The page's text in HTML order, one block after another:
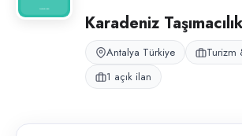
Karadeniz
Antalya Türkiye
Turizm
1 açık ilan